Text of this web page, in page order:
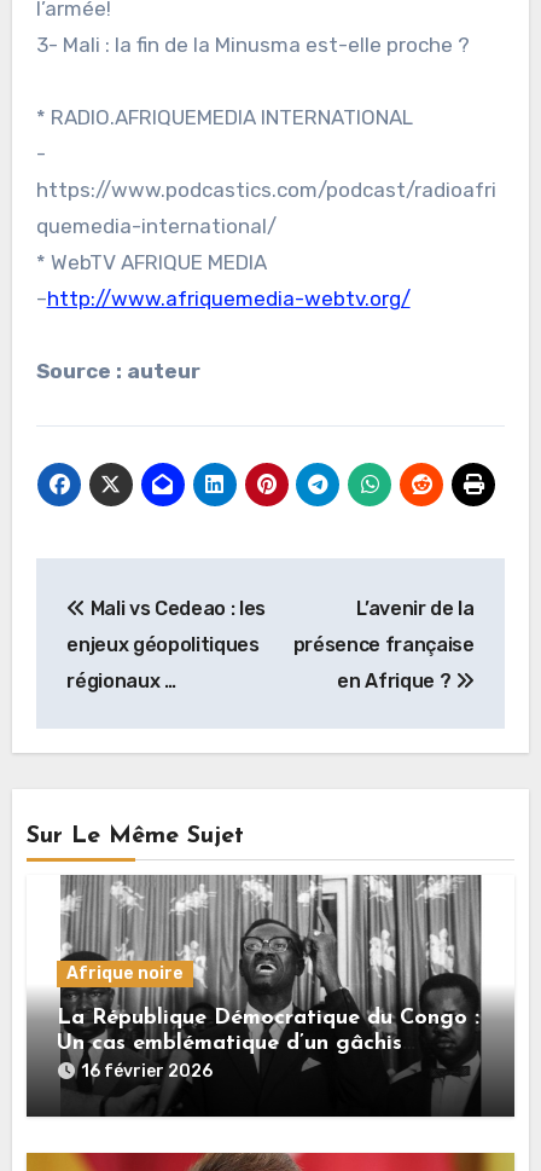
l’armée!
3- Mali : la fin de la Minusma est-elle proche ?
* RADIO.AFRIQUEMEDIA INTERNATIONAL
-
https://www.podcastics.com/podcast/radioafri
quemedia-international/
* WebTV AFRIQUE MEDIA
–http://www.afriquemedia-webtv.org/
Source : auteur
de
l’article
Mali vs Cedeao : les
enjeux géopolitiques
régionaux …
L’avenir de la
présence française
en Afrique ?
Sur Le Même Sujet
Afrique noire
La République Démocratique du Congo :
Un cas emblématique d’un gâchis
monumental
16 février 2026